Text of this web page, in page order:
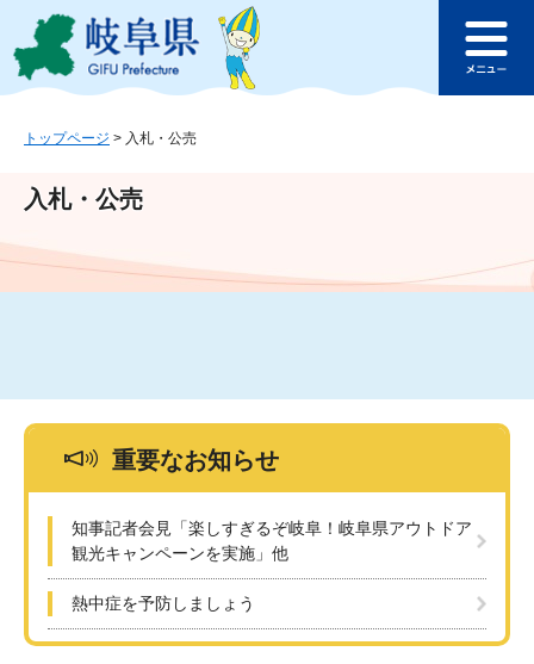
ジ
ュ
文
このページの本文へ
ュ
トップページ > 入札・公売
入札・公売
重要なお知らせ
知事記者会見「楽しすぎるぞ岐阜！岐阜県アウトドア
観光キャンペーンを実施」他
熱中症を予防しましょう